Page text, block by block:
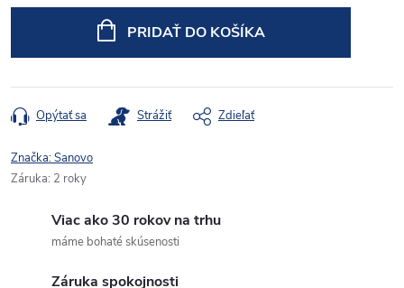
PRIDAŤ DO KOŠÍKA
Opýtať sa Strážiť Zdieľať
Značka:Sanovo
Záruka: 2 roky
Viac ako 30 rokov na trhu
máme bohaté skúsenosti
Záruka spokojnosti